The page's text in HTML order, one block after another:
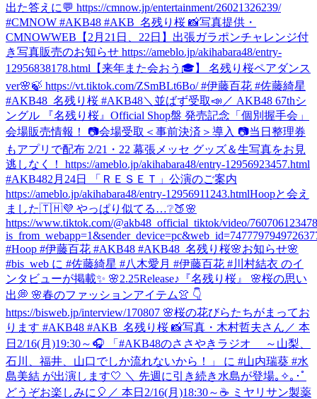
出た答えに💬 https://cmnow.jp/entertainment/26021326239/
#CMNOW #AKB48 #AKB_名残り桜 📸写真提供・
CMNOWWEB 【2月21日、22日】出張ガラポンチャレンジ付
き写真販売のお知らせ https://ameblo.jp/akihabara48/entry-
12956838178.html 【来年また会おう🎓】 名残り桜ペアダンス
ver🌸🍃 https://vt.tiktok.com/ZSmBLt6Bo/ #伊藤百花 #佐藤綺星
#AKB48_名残り桜 #AKB48＼並ばず受取📣／ AKB48 67thシ
ングル 『名残り桜』Official Shop盤 発売記念「個別握手会」
会場販売情報！ 📷会場受取＜事前決済＞導入 📷当日整理券
もアプリで配布 2/21・22 幕張メッセ グッズ＆生写真をお見
逃しなく！ https://ameblo.jp/akihabara48/entry-12956923457.html
#AKB482月24日 「ＲＥＳＥＴ」公演のご案内
https://ameblo.jp/akihabara48/entry-12956911243.htmlHoopと会え
ました🇹🇭💜 やっぱり似てる…❔🍑🌸
https://www.tiktok.com/@akb48_official_tiktok/video/
#Hoop #伊藤百花 #AKB48 #AKB48_名残り桜🌸お知らせ🌸
#bis_web に #佐藤綺星 #八木愛月 #伊藤百花 #川村結衣 のイ
ンタビューが掲載✨ 🌸2.25Release♪『名残り桜』 🌸桜の思い
出💭 🌸春のファッションアイテム👚 👇
https://bisweb.jp/interview/170807 🌸桜の花びらたちがまってお
ります #AKB48 #AKB_名残り桜 📸写真・木村哲夫さん ／ 本
日2/16(月)19:30～🎧 「#AKB48のささやきラジオ ～山梨、
石川、福井、山口でしか流れないから！」 に #山内瑞葵 #水
島美結 が出演します🤍 ＼ 先週に引き続き水島が登場｡✧｡･ﾟ
どうぞお楽しみに🎈 ／ 本日2/16(月)18:30～☕ ミヤリサン製薬